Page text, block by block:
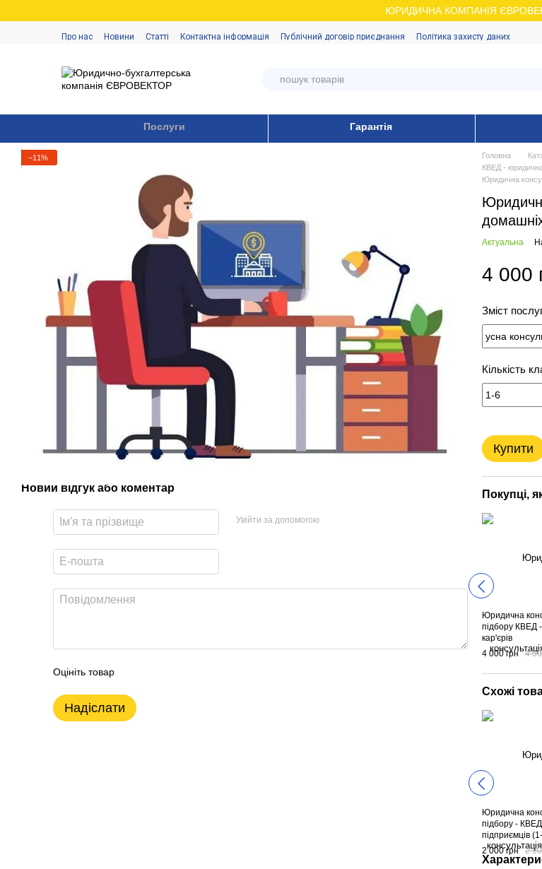
ЮРИДИЧНА КОМПАНІЯ
Про нас Новини Статті Контактна інформація Публічний договір приєднання Політика захисту даних
Послуги Гарантія
−11%
Новий відгук або коментар
Увійти за допомогою
Оцініть товар
Надіслати
Головна
КВЕД - юридична
Юридична
Актуальна
4 000
Зміст
Кількість
Купити
Покупці,
Юридична
підбору КВЕД
кар'єрів
4 000 грн
4
Схожі
Юридична
підбору -
підприємців
2 000 грн
2